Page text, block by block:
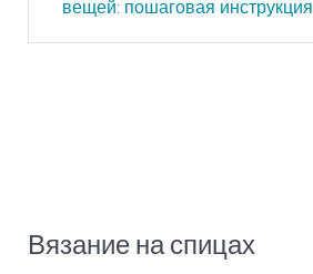
вещей: пошаговая инструкция
Вязание на спицах